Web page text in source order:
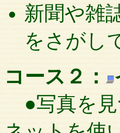
新聞や雑
をさがし
コース２：
●写真を見